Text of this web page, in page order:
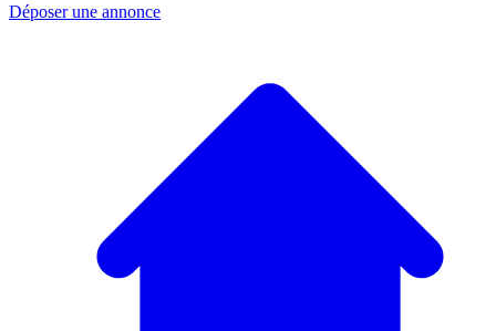
Déposer une annonce